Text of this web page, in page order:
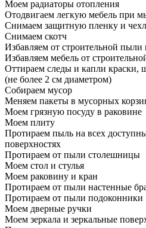
Моем радиаторы отопления
Отодвигаем легкую мебель при
Снимаем защитную пленку и
Снимаем скотч
Избавляем от строительной
Избавляем мебель от
Оттираем следы и капли краски,
(не более 2 см диаметром)
Собираем мусор
Меняем пакеты в мусорных
Моем грязную посуду в раковине
Моем плиту
Протираем пыль на всех
поверхностях
Протираем от пыли столешницы
Моем стол и стулья
Моем раковину и кран
Протираем от пыли настенные
Протираем от пыли подоконники
Моем дверные ручки
Моем зеркала и зеркальные